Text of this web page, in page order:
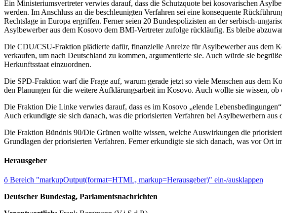
Ein Ministeriumsvertreter verwies darauf, dass die Schutzquote bei kosovarischen
werden. Im Anschluss an die beschleunigten Verfahren sei eine konsequente
Rechtslage in Europa ergriffen. Ferner seien 20 Bundespolizisten an der serbisch-
Asylbewerber aus dem Kosovo dem BMI-Vertreter zufolge rückläufig. Es bleibe
Die CDU/CSU-Fraktion plädierte dafür, finanzielle Anreize für Asylbewerber aus dem
verkaufen, um nach Deutschland zu kommen, argumentierte sie. Auch würde sie
Herkunftsstaat einzuordnen.
Die SPD-Fraktion warf die Frage auf, warum gerade jetzt so viele Menschen aus dem
den Planungen für die weitere Aufklärungsarbeit im Kosovo. Auch wollte sie wissen,
Die Fraktion Die Linke verwies darauf, dass es im Kosovo „elende
Auch erkundigte sie sich danach, was die priorisierten Verfahren bei Asylbewerbern
Die Fraktion Bündnis 90/Die Grünen wollte wissen, welche Auswirkungen die
Grundlagen der priorisierten Verfahren. Ferner erkundigte sie sich danach, was vor Ort
Herausgeber
ö Bereich "markupOutput(format=HTML, markup=Herausgeber)" ein-/ausklappen
Deutscher Bundestag, Parlamentsnachrichten